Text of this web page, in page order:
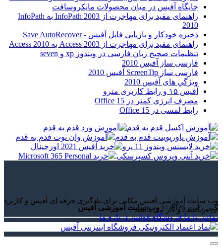
جایگاه آفیس در میان محصولات مایکروسافت
راهنمای مفید برای مهاجرت از InfoPath 2003 به InfoPath
2010
ذخیره خودکار و بازیابی فایل آفیس - Save AutoRecover
راهنمای مفید برای مهاجرت از Access 2003 به Access 2010
تنظیمات صحیح زبان فارسی در ویندوز xp و seven
فارسی ساز آفیس 2010
فارسی ساز ScreenTip آفیس 2010
ويژگي های آفيس 2010
آفیس ۱۵ و رابط کاربری مترو
مصرف انرژی کمتر در Office 15
رابط لمسی در Office 15
وب سایت آموزشی آفیس مکانی برای یادگیری حرفه ای آفیس و کاربرد
آن در کسب و کار می باشد.
کپی رایت 2026 ©
وب سایت آموزشی آفیس
تماس با ما فروشگاه قوانین درباره ما